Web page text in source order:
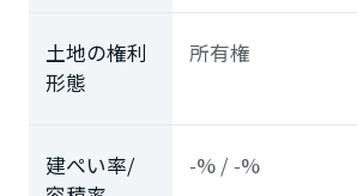
土地の権利
形態
所有権
建ぺい率/
-% / -%